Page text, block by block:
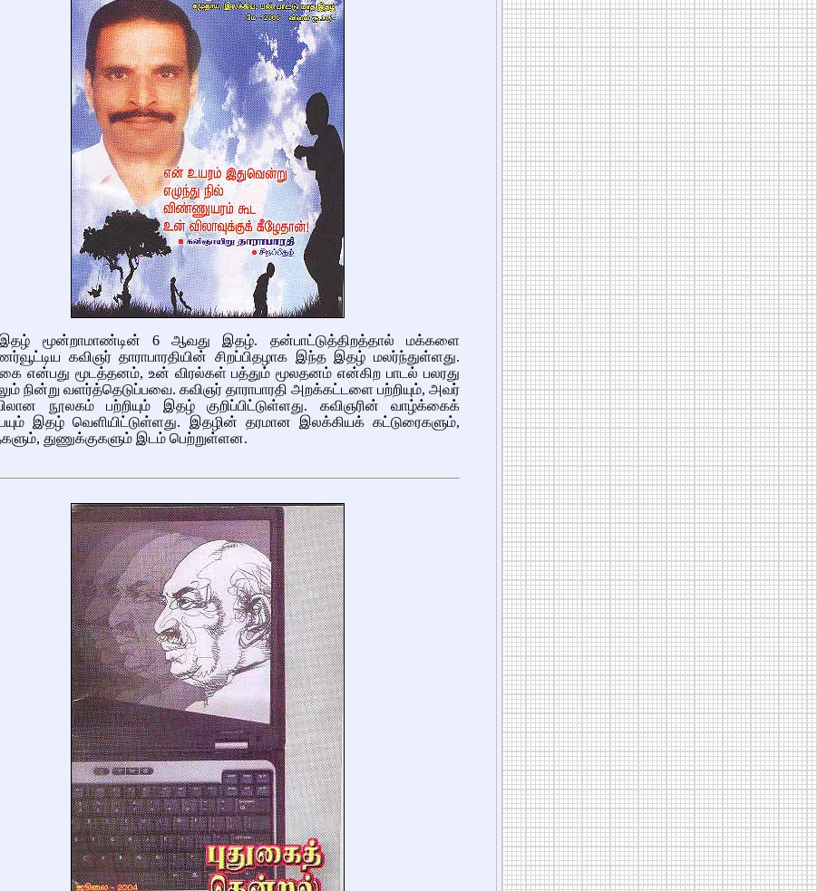
மூன்றாமாண்டின் 6 ஆவது இதழ். தன்பாட்டுத்திறத்தால் மக்களை
கவிஞர் தாராபாரதியின் சிறப்பிதழாக இந்த இதழ் மலர்ந்துள்ளது.
என்பது மூடத்தனம், உன் விரல்கள் பத்தும் மூலதனம் என்கிற பாடல் பலரது
நின்று வளர்த்தெடுப்பவை. கவிஞர் தாராபாரதி அறக்கட்டளை பற்றியும், அவர்
நூலகம் பற்றியும் இதழ் குறிப்பிட்டுள்ளது. கவிஞரின் வாழ்க்கைக்
இதழ் வெளியிட்டுள்ளது. இதழின் தரமான இலக்கியக் கட்டுரைகளும்,
துணுக்குகளும் இடம் பெற்றுள்ளன.